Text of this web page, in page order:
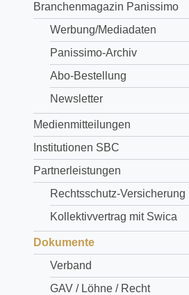
Branchenmagazin Panissimo
Werbung/Mediadaten
Panissimo-Archiv
Abo-Bestellung
Newsletter
Medienmitteilungen
Institutionen SBC
Partnerleistungen
Rechtsschutz-Versicherung
Kollektivvertrag mit Swica
Dokumente
Verband
GAV / Löhne / Recht